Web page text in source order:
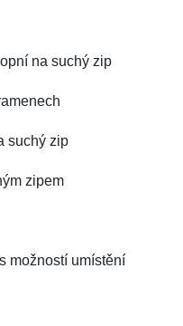
na suchý zip
suchý zip
zipem
možností umístění